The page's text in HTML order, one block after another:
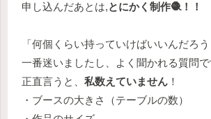
申し込んだあとは,とにかく制作🧶！！
「何個くらい持っていけばいいんだろ
一番迷いましたし、よく聞かれる質問
正直言うと、 私数えていません ！
・ブースの大きさ（テーブルの数）